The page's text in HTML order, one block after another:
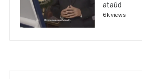
ataúd
6k views